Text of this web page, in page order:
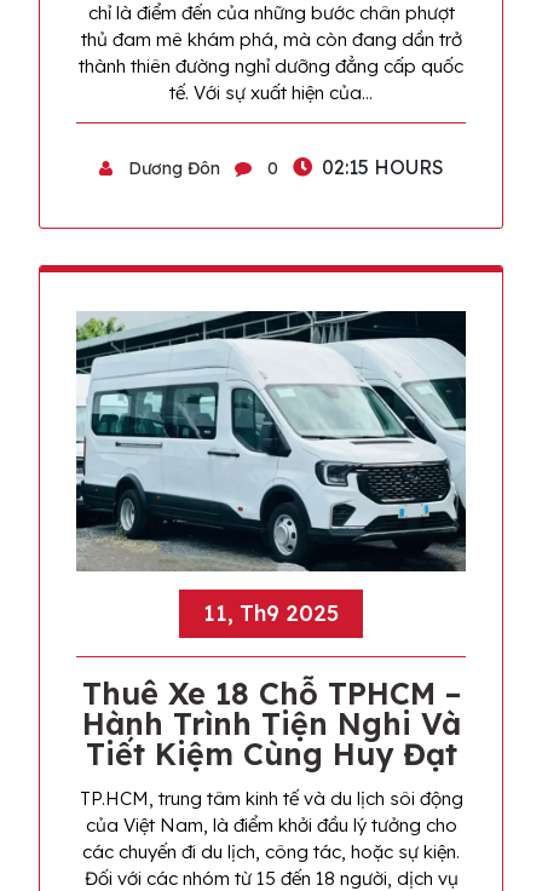
chỉ là điểm đến của những bước chân phượt
thủ đam mê khám phá, mà còn đang dần trở
thành thiên đường nghỉ dưỡng đẳng cấp quốc
tế. Với sự xuất hiện của…
Dương Đôn 0 02:15 HOURS
11, Th9 2025
Thuê Xe 18 Chỗ TPHCM –
Hành Trình Tiện Nghi Và
Tiết Kiệm Cùng Huy Đạt
TP.HCM, trung tâm kinh tế và du lịch sôi động
của Việt Nam, là điểm khởi đầu lý tưởng cho
các chuyến đi du lịch, công tác, hoặc sự kiện.
Đối với các nhóm từ 15 đến 18 người, dịch vụ